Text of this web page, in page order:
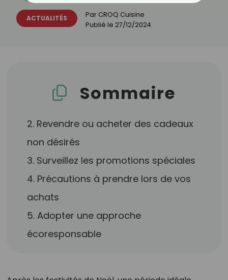
ACTUALITÉS Par CROQ Cuisine
Publié le 27/12/2024
Sommaire
2. Revendre ou acheter des cadeaux
non désirés
3. Surveillez les promotions spéciales
4. Précautions à prendre lors de vos
achats
5. Adopter une approche
écoresponsable